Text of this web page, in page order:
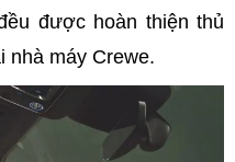
được hoàn thiện thủ
nhà máy Crewe.